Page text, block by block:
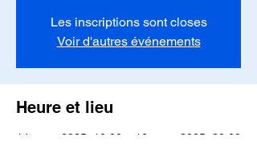
Les inscriptions sont closes
Voir d'autres événements
Heure et lieu
14 mars 2025, 16:00 – 16 mars 2025, 20:00